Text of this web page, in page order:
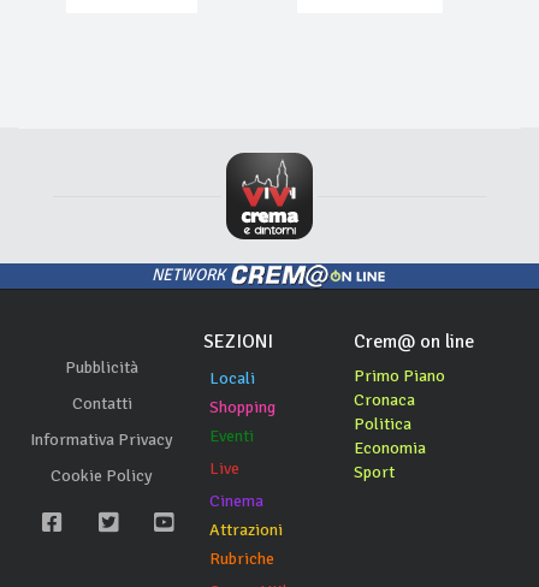
NETWORK
Pubblicità
Contatti
Informativa Privacy
Cookie Policy
SEZIONI
Locali
Shopping
Eventi
Live
Cinema
Attrazioni
Rubriche
Crem@ on line
Primo Piano
Cronaca
Politica
Economia
Sport